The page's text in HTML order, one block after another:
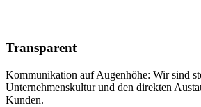
Transparent
Kommunikation auf Augenhöhe: Wir sind
Unternehmenskultur und den direkten
Kunden.